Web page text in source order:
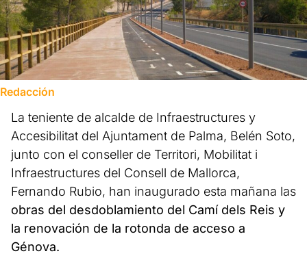
Redacción
La teniente de alcalde de Infraestructures y
Accesibilitat del Ajuntament de Palma, Belén Soto,
junto con el conseller de Territori, Mobilitat i
Infraestructures del Consell de Mallorca,
Fernando Rubio, han inaugurado esta mañana las
obras del desdoblamiento del Camí dels Reis y
la renovación de la rotonda de acceso a
Génova.